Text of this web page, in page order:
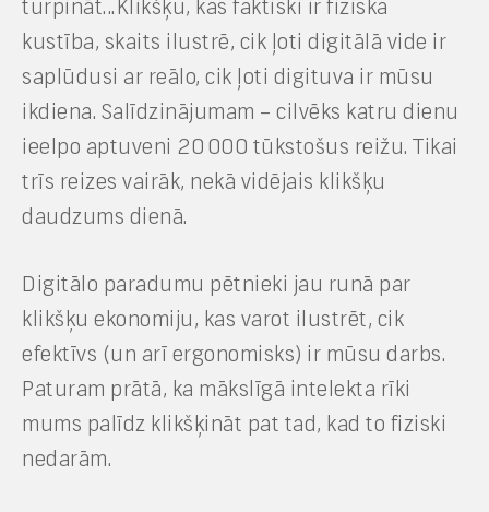
turpināt…Klikšķu, kas faktiski ir fiziska
kustība, skaits ilustrē, cik ļoti digitālā vide ir
saplūdusi ar reālo, cik ļoti digituva ir mūsu
ikdiena. Salīdzinājumam – cilvēks katru dienu
ieelpo aptuveni 20 000 tūkstošus reižu. Tikai
trīs reizes vairāk, nekā vidējais klikšķu
daudzums dienā.
Digitālo paradumu pētnieki jau runā par
klikšķu ekonomiju, kas varot ilustrēt, cik
efektīvs (un arī ergonomisks) ir mūsu darbs.
Paturam prātā, ka mākslīgā intelekta rīki
mums palīdz klikšķināt pat tad, kad to fiziski
nedarām.